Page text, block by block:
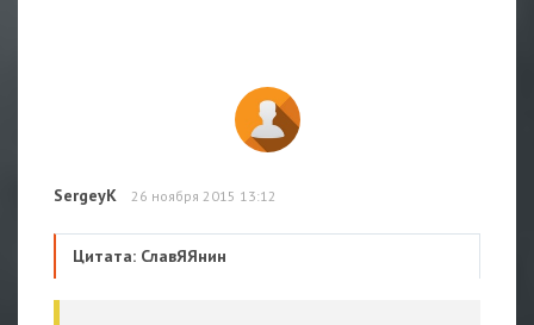
SergeyK 26 ноября 2015 13:12
Цитата: СлавЯЯнин